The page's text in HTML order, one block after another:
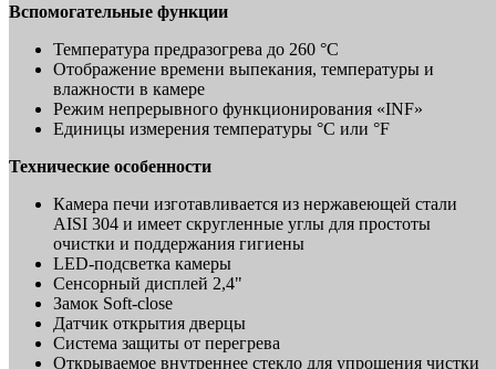
Вспомогательные функции
Температура предразогрева до 260 °C
Отображение времени выпекания, температуры и
влажности в камере
Режим непрерывного функционирования «INF»
Единицы измерения температуры °C или °F
Технические особенности
Камера печи изготавливается из нержавеющей стали
AISI 304 и имеет скругленные углы для простоты
очистки и поддержания гигиены
LED-подсветка камеры
Сенсорный дисплей 2,4"
Замок Soft-close
Датчик открытия дверцы
Система защиты от перегрева
Открываемое внутреннее стекло для упрощения чистки